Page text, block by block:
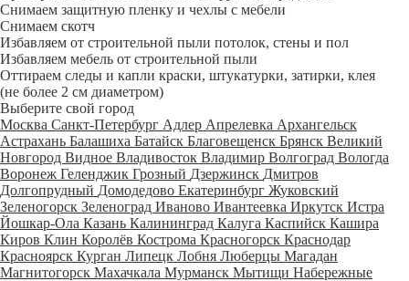
Снимаем защитную пленку и чехлы с мебели
Снимаем скотч
Избавляем от строительной пыли потолок, стены и пол
Избавляем мебель от строительной пыли
Оттираем следы и капли краски, штукатурки, затирки, клея
(не более 2 см диаметром)
Выберите свой город
Москва Санкт-Петербург Адлер Апрелевка Архангельск
Астрахань Балашиха Батайск Благовещенск Брянск Великий
Новгород Видное Владивосток Владимир Волгоград Вологда
Воронеж Геленджик Грозный Дзержинск Дмитров
Долгопрудный Домодедово Екатеринбург Жуковский
Зеленогорск Зеленоград Иваново Ивантеевка Иркутск Истра
Йошкар-Ола Казань Калининград Калуга Каспийск Кашира
Киров Клин Королёв Кострома Красногорск Краснодар
Красноярск Курган Липецк Лобня Люберцы Магадан
Магнитогорск Махачкала Мурманск Мытищи Набережные